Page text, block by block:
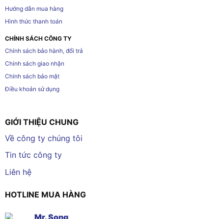
Hướng dẫn mua hàng
Hình thức thanh toán
CHÍNH SÁCH CÔNG TY
Chính sách bảo hành, đổi trả
Chính sách giao nhận
Chính sách bảo mật
Điều khoản sử dụng
GIỚI THIỆU CHUNG
Về công ty chúng tôi
Tin tức công ty
Liên hệ
HOTLINE MUA HÀNG
Mr. Song